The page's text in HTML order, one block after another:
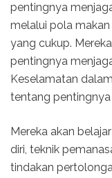
pentingnya
melalui pola
yang cukup.
pentingnya
Keselamatan
tentang
Mereka akan
diri, teknik
tindakan